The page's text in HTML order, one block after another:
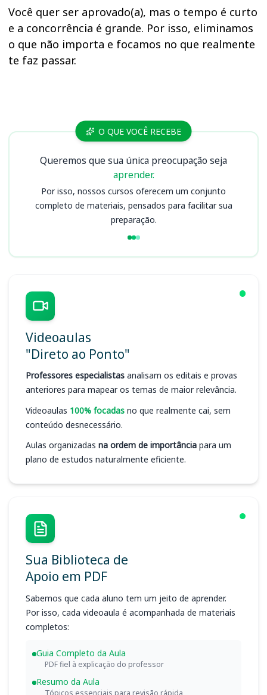
Você quer ser aprovado(a), mas o tempo é curto
e a concorrência é grande. Por isso, eliminamos
o que não importa e focamos no que realmente
te faz passar.
Cursos O QUE VOCÊ RECEBE
Queremos que sua única preocupação seja
aprender.
Por isso, nossos cursos oferecem um conjunto
completo de materiais, pensados para facilitar sua
preparação.
Videoaulas
"Direto ao Ponto"
Professores especialistas analisam os editais e provas
anteriores para mapear os temas de maior relevância.
Videoaulas 100% focadas no que realmente cai, sem
conteúdo desnecessário.
Aulas organizadas na ordem de importância para um
plano de estudos naturalmente eficiente.
Sua Biblioteca de
Apoio em PDF
Sabemos que cada aluno tem um jeito de aprender.
Por isso, cada videoaula é acompanhada de materiais
completos:
Guia Completo da Aula
PDF fiel à explicação do professor
Resumo da Aula